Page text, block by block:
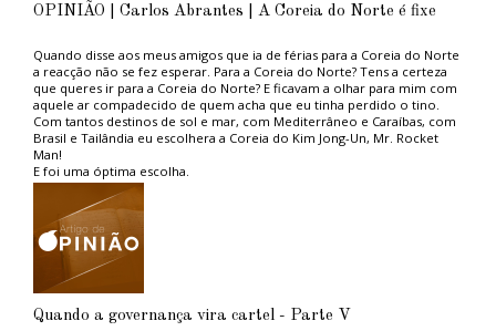
OPINIÃO | Carlos Abrantes | A Coreia do Norte é fixe
Quando disse aos meus amigos que ia de férias para a Coreia do Norte
a reacção não se fez esperar. Para a Coreia do Norte? Tens a certeza
que queres ir para a Coreia do Norte? E ficavam a olhar para mim com
aquele ar compadecido de quem acha que eu tinha perdido o tino.
Com tantos destinos de sol e mar, com Mediterrâneo e Caraíbas, com
Brasil e Tailândia eu escolhera a Coreia do Kim Jong-Un, Mr. Rocket
Man!
E foi uma óptima escolha.
Aconselho aos ambientalistas do PAN, tão na moda, e aos amantes das
grandes causas politicamente correctas, uma estadia naquele paraíso
ambiental. Não sofrerão com os engarrafamentos das grandes
metrópoles capitalistas porque em Pyongyang, a capital, praticamente
não circulam automóveis, nem camiões, nem autocarros. Emissões de
carbono zero, ou quase.
Em contrapartida vê-se muita gente a pé, a caminho do trabalho ou de
lado nenhum, promovendo um estilo de vida saudável, sem
complicações cardiovasculares ou de diabetes. À excepção do
Quando a governança vira cartel - Parte V